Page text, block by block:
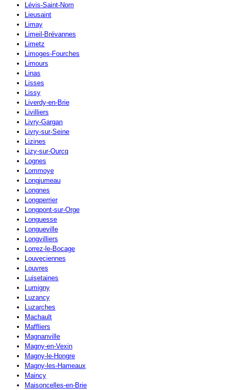
Lévis-Saint-Nom
Lieusaint
Limay
Limeil-Brévannes
Limetz
Limoges-Fourches
Limours
Linas
Lisses
Lissy
Liverdy-en-Brie
Livilliers
Livry-Gargan
Livry-sur-Seine
Lizines
Lizy-sur-Ourcq
Lognes
Lommoye
Longjumeau
Longnes
Longperrier
Longpont-sur-Orge
Longuesse
Longueville
Longvilliers
Lorrez-le-Bocage
Louveciennes
Louvres
Luisetaines
Lumigny
Luzancy
Luzarches
Machault
Maffliers
Magnanville
Magny-en-Vexin
Magny-le-Hongre
Magny-les-Hameaux
Maincy
Maisoncelles-en-Brie